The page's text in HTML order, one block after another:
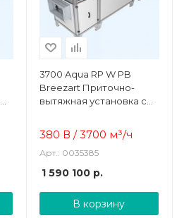
3700 Aqua RP W PB
Breezart Приточно-
вытяжная установка с
водяным охладителем
380 В / 3700 м³/ч
Арт.: 0035385
1 590 100р.
В корзину